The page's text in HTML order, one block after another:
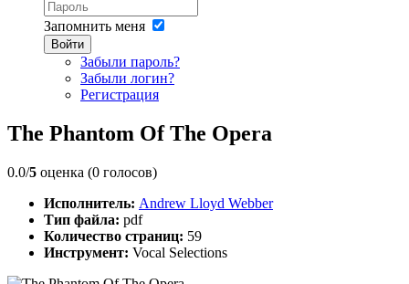
Запомнить меня
Войти
Забыли пароль?
Забыли логин?
Регистрация
The Phantom Of The Opera
0.0/5 оценка (0 голосов)
Исполнитель: Andrew Lloyd Webber
Тип файла: pdf
Количество страниц: 59
Инструмент: Vocal Selections